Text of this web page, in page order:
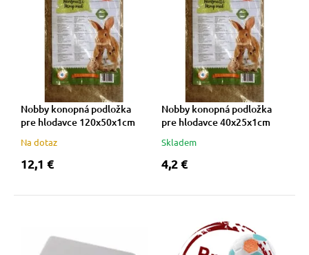
poukazy
Nobby konopná podložka
pre hlodavce 120x50x1cm
Na dotaz
12,1 €
Nobby konopná podložka
pre hlodavce 40x25x1cm
Skladem
4,2 €